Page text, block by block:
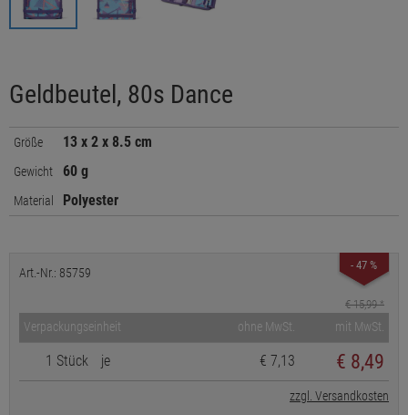
Geldbeutel, 80s Dance
Größe 13 x 2 x 8.5 cm
Gewicht 60 g
Material Polyester
- 47 %
Art.-Nr.: 85759
€ 15,99*
Verpackungseinheit ohne MwSt. mit MwSt.
1 Stück je € 7,13 € 8,49
zzgl. Versandkosten